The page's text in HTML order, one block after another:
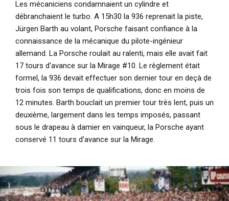
Les mécaniciens condamnaient un cylindre et
débranchaient le turbo. A 15h30 la 936 reprenait la piste,
Jürgen Barth au volant, Porsche faisant confiance à la
connaissance de la mécanique du pilote-ingénieur
allemand. La Porsche roulait au ralenti, mais elle avait fait
17 tours d'avance sur la Mirage #10. Le règlement était
formel, la 936 devait effectuer son dernier tour en deçà de
trois fois son temps de qualifications, donc en moins de
12 minutes. Barth bouclait un premier tour très lent, puis un
deuxième, largement dans les temps imposés, passant
sous le drapeau à damier en vainqueur, la Porsche ayant
conservé 11 tours d'avance sur la Mirage.